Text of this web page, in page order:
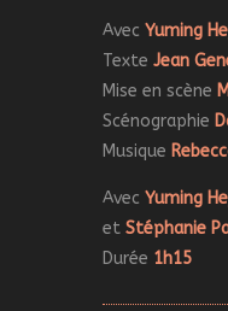
Avec Yuming
Texte Jean
Mise en scène
Scénographie
Musique Rebe
Avec Yuming
et Stéphanie
Durée 1h15